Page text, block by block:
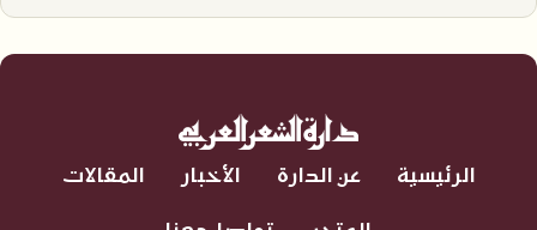
الرئيسية عن الدارة الأخبار المقالات